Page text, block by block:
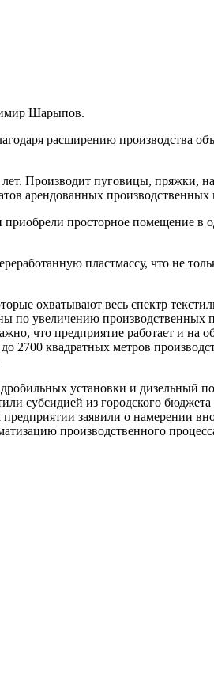
Шарыпов.
расширению производства
Производит пуговицы,
арендованных
просторное помещение
пластмассу, что не
охватывают весь спектр
по увеличению
что предприятие работает и на
квадратных метров
установки и дизельный
субсидией из городского
заявили о намерении
производственного